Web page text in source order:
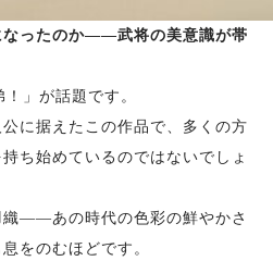
なったのか——武将の美意識が帯
」が話題です。
に据えたこの作品で、多くの方
ち始めているのではないでしょ
織——あの時代の色彩の鮮やかさ
をのむほどです。